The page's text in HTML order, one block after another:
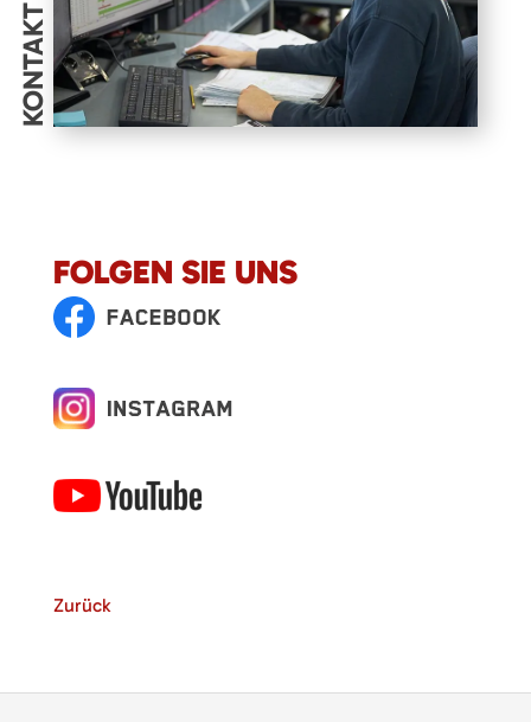
KONTAKT
FOLGEN SIE UNS
Zurück